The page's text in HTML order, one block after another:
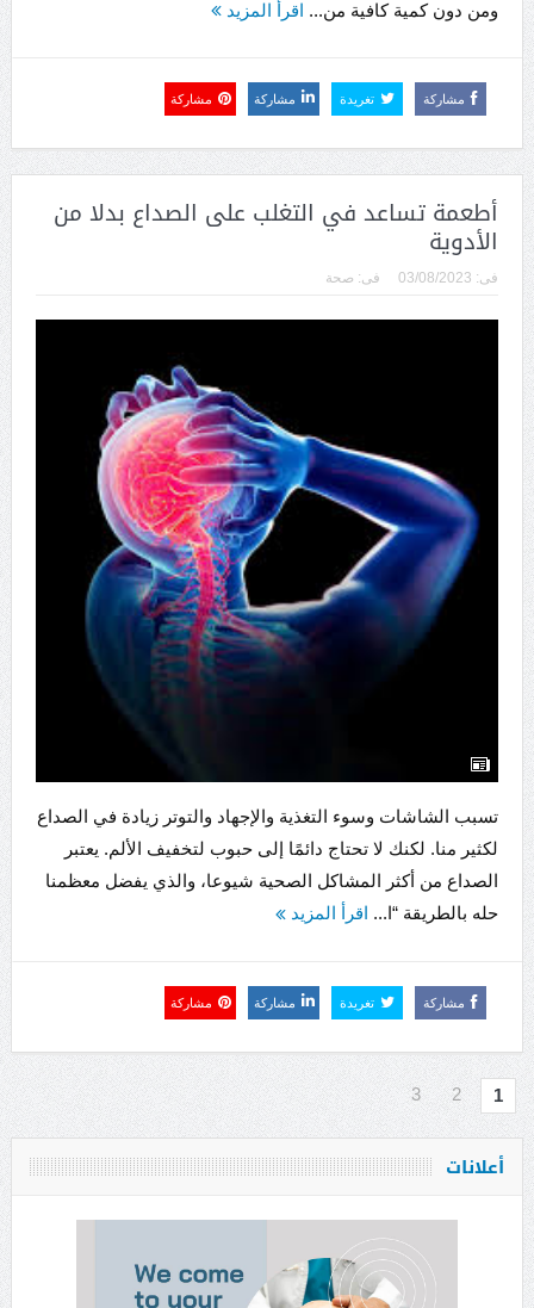
ومن دون كمية كافية من... اقرأ المزيد
مشاركة تغريدة مشاركة مشاركة
أطعمة تساعد في التغلب على الصداع بدلا من
الأدوية
فى: 03/08/2023 فى: صحة
تسبب الشاشات وسوء التغذية والإجهاد والتوتر زيادة في الصداع
لكثير منا. لكنك لا تحتاج دائمًا إلى حبوب لتخفيف الألم. يعتبر
الصداع من أكثر المشاكل الصحية شيوعا، والذي يفضل معظمنا
حله بالطريقة “ا... اقرأ المزيد
مشاركة تغريدة مشاركة مشاركة
1
2
3
أعلانات